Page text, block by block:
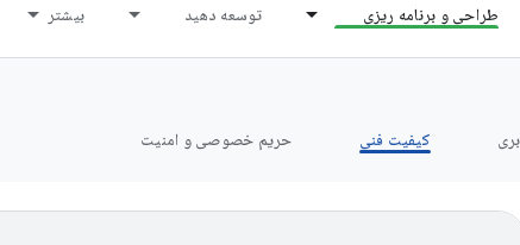
طراحی و برنامه ریزی توسعه دهید بیشتر
کیفیت فنی حریم خصوصی و امنیت